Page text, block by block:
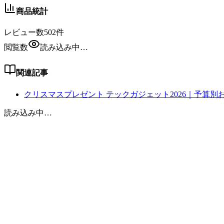
商品統計
レビュー数502件
閲覧数
読み込み中…
関連記事
クリスマスプレゼント テックガジェット2026｜予算別
読み込み中…